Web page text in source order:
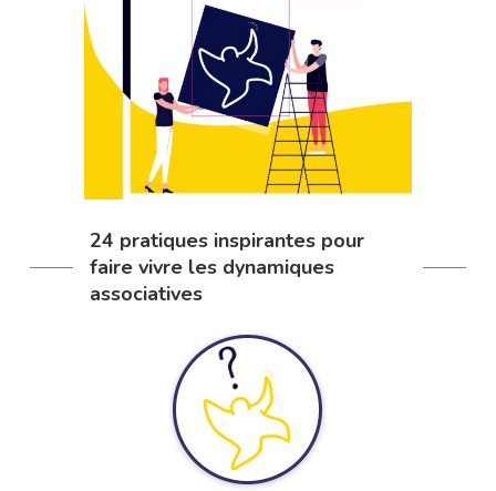
24 pratiques inspirantes pour
faire vivre les dynamiques
associatives